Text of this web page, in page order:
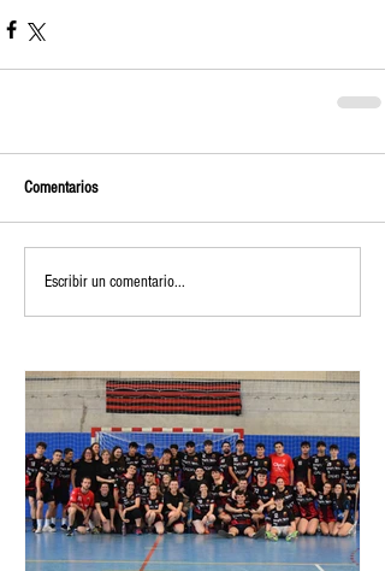
Comentarios
Escribir un comentario...